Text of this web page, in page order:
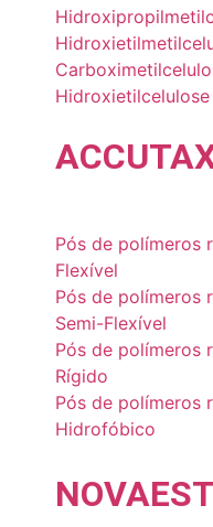
Hidroxietilcelulose
ACCU
Pós de polímeros
Flexível
Pós de polímeros
Semi-Flexível
Pós de polímeros
Rígido
Pós de polímeros
Hidrofóbico
NOVA